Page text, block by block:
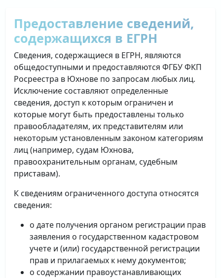
Предоставление сведений,
содержащихся в ЕГРН
Сведения, содержащиеся в ЕГРН, являются
общедоступными и предоставляются ФГБУ ФКП
Росреестра в Юхнове по запросам любых лиц.
Исключение составляют определенные
сведения, доступ к которым ограничен и
которые могут быть предоставлены только
правообладателям, их представителям или
некоторым установленным законом категориям
лиц (например, судам Юхнова,
правоохранительным органам, судебным
приставам).
К сведениям ограниченного доступа относятся
сведения:
о дате получения органом регистрации прав
заявления о государственном кадастровом
учете и (или) государственной регистрации
прав и прилагаемых к нему документов;
о содержании правоустанавливающих